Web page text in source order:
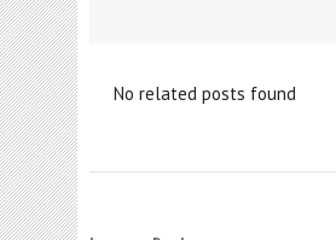
No related posts found